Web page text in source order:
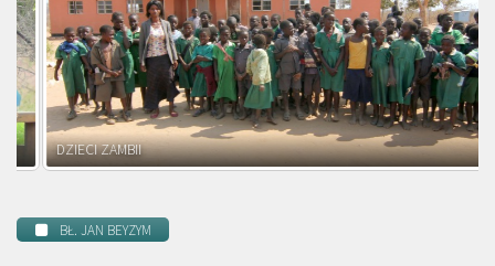
DZIECI ZAMBII
BŁ. JAN BEYZYM